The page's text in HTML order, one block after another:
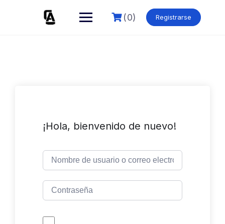
(0) Registrarse
¡Hola, bienvenido de nuevo!